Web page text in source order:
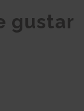
gustar